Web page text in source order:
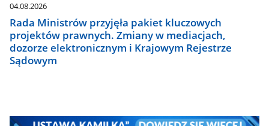
04.08.2026
Rada Ministrów przyjęła pakiet kluczowych
projektów prawnych. Zmiany w mediacjach,
dozorze elektronicznym i Krajowym Rejestrze
Sądowym